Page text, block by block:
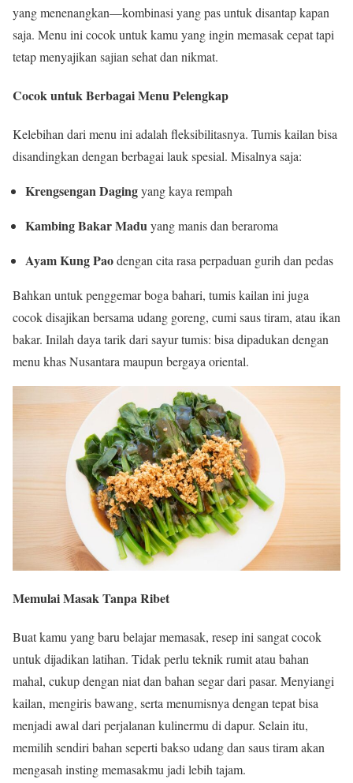
yang menenangkan—kombinasi yang pas untuk disantap kapan
saja. Menu ini cocok untuk kamu yang ingin memasak cepat tapi
tetap menyajikan sajian sehat dan nikmat.
Cocok untuk Berbagai Menu Pelengkap
Kelebihan dari menu ini adalah fleksibilitasnya. Tumis kailan bisa
disandingkan dengan berbagai lauk spesial. Misalnya saja:
Krengsengan Dagingyang kaya rempah
Kambing Bakar Maduyang manis dan beraroma
Ayam Kung Paodengan cita rasa perpaduan gurih dan pedas
Bahkan untuk penggemar boga bahari, tumis kailan ini juga
cocok disajikan bersama udang goreng, cumi saus tiram, atau ikan
bakar. Inilah daya tarik dari sayur tumis: bisa dipadukan dengan
menu khas Nusantara maupun bergaya oriental.
Memulai Masak Tanpa Ribet
Buat kamu yang baru belajar memasak, resep ini sangat cocok
untuk dijadikan latihan. Tidak perlu teknik rumit atau bahan
mahal, cukup dengan niat dan bahan segar dari pasar. Menyiangi
kailan, mengiris bawang, serta menumisnya dengan tepat bisa
menjadi awal dari perjalanan kulinermu di dapur. Selain itu,
memilih sendiri bahan seperti bakso udang dan saus tiram akan
mengasah insting memasakmu jadi lebih tajam.